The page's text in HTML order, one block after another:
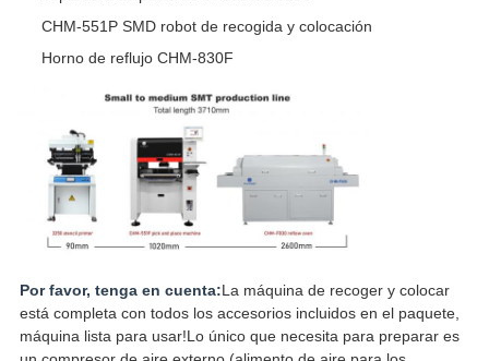
CHM-551P SMD robot de recogida y colocación
Horno de reflujo CHM-830F
Por favor, tenga en cuenta:La máquina de recoger y colocar
está completa con todos los accesorios incluidos en el paquete,
máquina lista para usar!Lo único que necesita para preparar es